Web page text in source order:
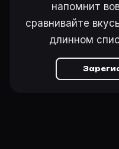
напомнит
сравнивайте
длинном